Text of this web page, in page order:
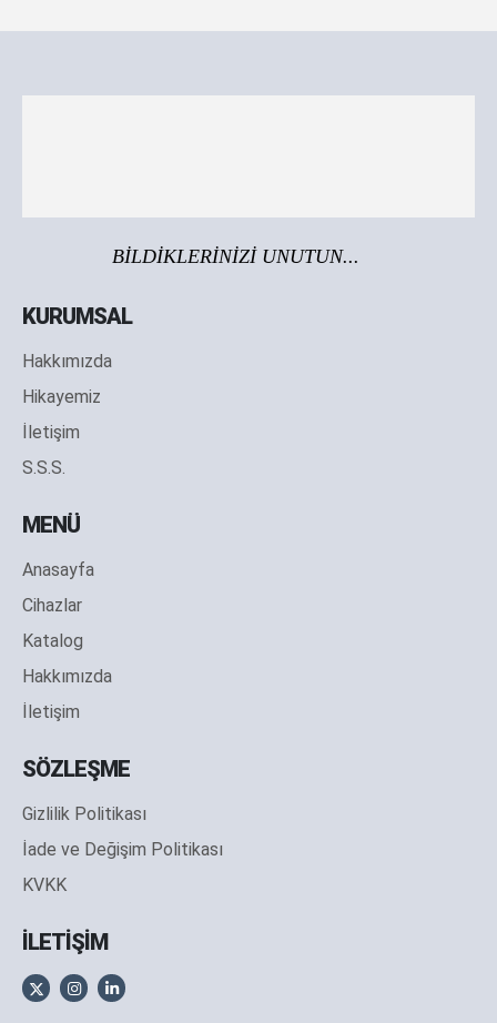
BİLDİKLERİNİZİ UNUTUN...
KURUMSAL
Hakkımızda
Hikayemiz
İletişim
S.S.S.
MENÜ
Anasayfa
Cihazlar
Katalog
Hakkımızda
İletişim
SÖZLEŞME
Gizlilik Politikası
İade ve Değişim Politikası
KVKK
İLETİŞİM